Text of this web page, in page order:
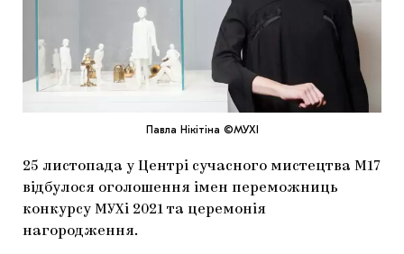
МАРІУПОЛЬСЬКІ МАРГІНАЛІЇ
ДОСЛІДНИЦЬКА ПЛАТФОРМА
ЗАПАЛЕННЯ
CARPATHIAN CULT ПРО РІЗДВЯНІ СВЯТА
Павла Нікітіна ©МУХІ
25 листопада у Центрі сучасного мистецтва М17
відбулося оголошення імен переможниць
конкурсу МУХі 2021 та церемонія
нагородження.